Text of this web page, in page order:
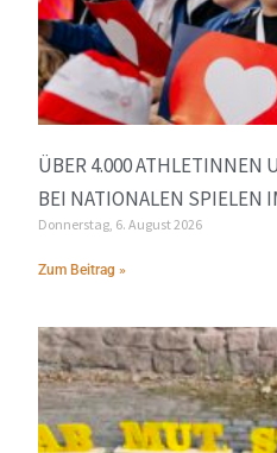
ÜBER 4.000 ATHLETINNEN
BEI NATIONALEN SPIELEN
Donnerstag, 6. August 2026
Zum Beitrag »